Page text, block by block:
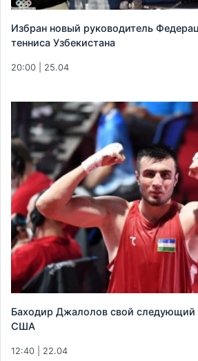
Избран новый руководитель
тенниса Узбекистана
20:00 | 25.04
Баходир Джалолов свой следующий
США
12:40 | 22.04